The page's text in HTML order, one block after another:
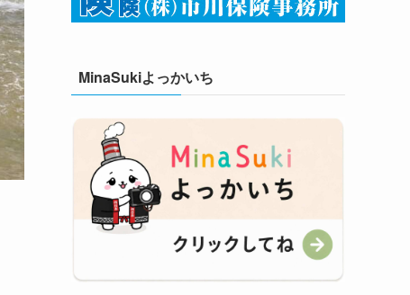
MinaSukiよっかいち